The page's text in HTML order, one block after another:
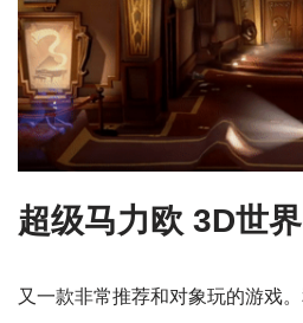
超级马力欧 3D世界
又一款非常推荐和对象玩的游戏